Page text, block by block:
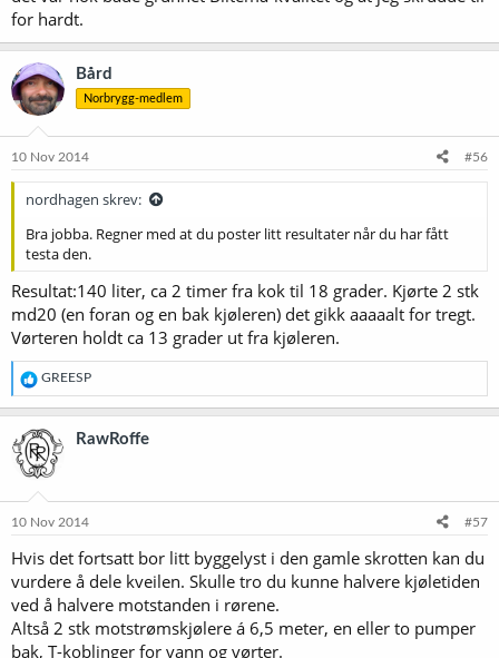
for hardt.
Bård
Norbrygg-medlem
10 Nov 2014 #56
nordhagen skrev:
Bra jobba. Regner med at du poster litt resultater når du har fått
testa den.
Resultat:140 liter, ca 2 timer fra kok til 18 grader. Kjørte 2 stk
md20 (en foran og en bak kjøleren) det gikk aaaaalt for tregt.
Vørteren holdt ca 13 grader ut fra kjøleren.
R
e
a
k
s
j
e
:
GREESP
RawRoffe
10 Nov 2014 #57
Hvis det fortsatt bor litt byggelyst i den gamle skrotten kan du
vurdere å dele kveilen. Skulle tro du kunne halvere kjøletiden
ved å halvere motstanden i rørene.
Altså 2 stk motstrømskjølere á 6,5 meter, en eller to pumper
bak, T-koblinger for vann og vørter.